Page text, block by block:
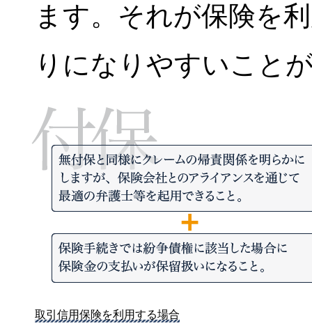
ます。それが保険を
りになりやすいこと
取引信用保険を利用する場合